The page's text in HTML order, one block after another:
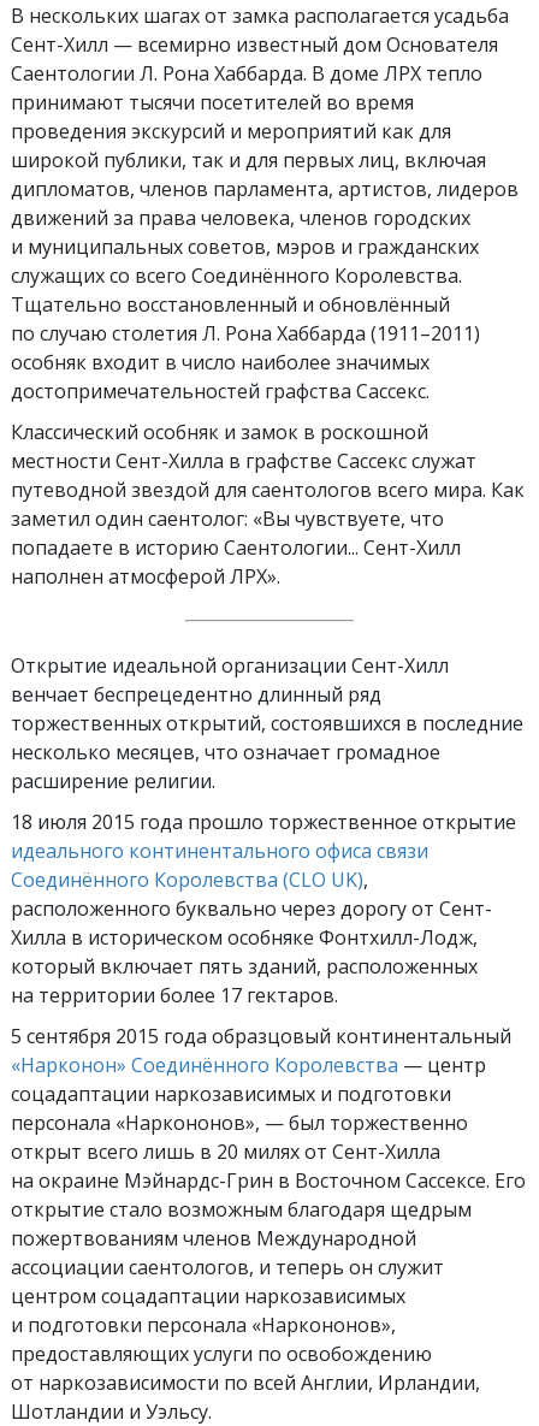
В нескольких шагах от замка располагается усадьба
Сент-Хилл — всемирно известный дом Основателя
Саентологии Л. Рона Хаббарда. В доме ЛРХ тепло
принимают тысячи посетителей во время
проведения экскурсий и мероприятий как для
широкой публики, так и для первых лиц, включая
дипломатов, членов парламента, артистов, лидеров
движений за права человека, членов городских
и муниципальных советов, мэров и гражданских
служащих со всего Соединённого Королевства.
Тщательно восстановленный и обновлённый
по случаю столетия Л. Рона Хаббарда (1911–2011)
особняк входит в число наиболее значимых
достопримечательностей графства Сассекс.
Классический особняк и замок в роскошной
местности Сент-Хилла в графстве Сассекс служат
путеводной звездой для саентологов всего мира. Как
заметил один саентолог: «Вы чувствуете, что
попадаете в историю Саентологии... Сент-Хилл
наполнен атмосферой ЛРХ».
Открытие идеальной организации Сент-Хилл
венчает беспрецедентно длинный ряд
торжественных открытий, состоявшихся в последние
несколько месяцев, что означает громадное
расширение религии.
18 июля 2015 года прошло торжественное открытие
идеального континентального офиса связи
Соединённого Королевства (CLO UK),
расположенного буквально через дорогу от Сент-
Хилла в историческом особняке Фонтхилл-Лодж,
который включает пять зданий, расположенных
на территории более 17 гектаров.
5 сентября 2015 года образцовый континентальный
«Нарконон» Соединённого Королевства — центр
соцадаптации наркозависимых и подготовки
персонала «Наркононов», — был торжественно
открыт всего лишь в 20 милях от Сент-Хилла
на окраине Мэйнардс-Грин в Восточном Сассексе. Его
открытие стало возможным благодаря щедрым
пожертвованиям членов Международной
ассоциации саентологов, и теперь он служит
центром соцадаптации наркозависимых
и подготовки персонала «Наркононов»,
предоставляющих услуги по освобождению
от наркозависимости по всей Англии, Ирландии,
Шотландии и Уэльсу.